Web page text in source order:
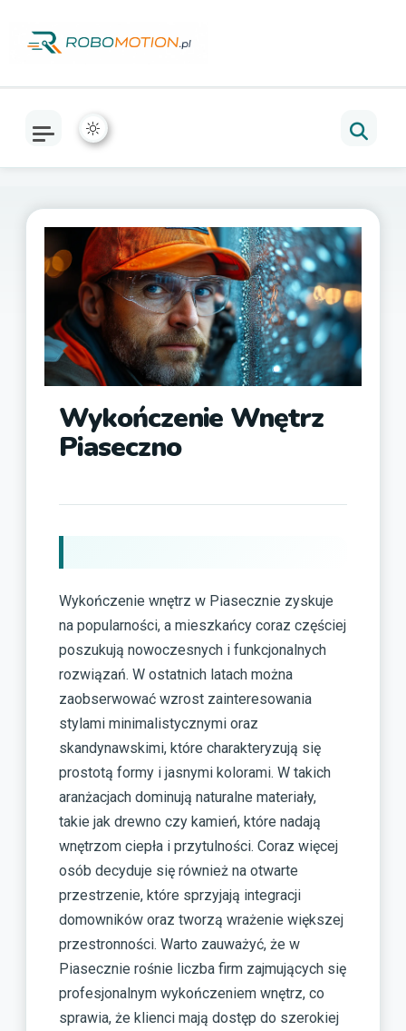
Wykończenie Wnętrz
Piaseczno
Wykończenie wnętrz w Piasecznie zyskuje
na popularności, a mieszkańcy coraz częściej
poszukują nowoczesnych i funkcjonalnych
rozwiązań. W ostatnich latach można
zaobserwować wzrost zainteresowania
stylami minimalistycznymi oraz
skandynawskimi, które charakteryzują się
prostotą formy i jasnymi kolorami. W takich
aranżacjach dominują naturalne materiały,
takie jak drewno czy kamień, które nadają
wnętrzom ciepła i przytulności. Coraz więcej
osób decyduje się również na otwarte
przestrzenie, które sprzyjają integracji
domowników oraz tworzą wrażenie większej
przestronności. Warto zauważyć, że w
Piasecznie rośnie liczba firm zajmujących się
profesjonalnym wykończeniem wnętrz, co
sprawia, że klienci mają dostęp do szerokiej